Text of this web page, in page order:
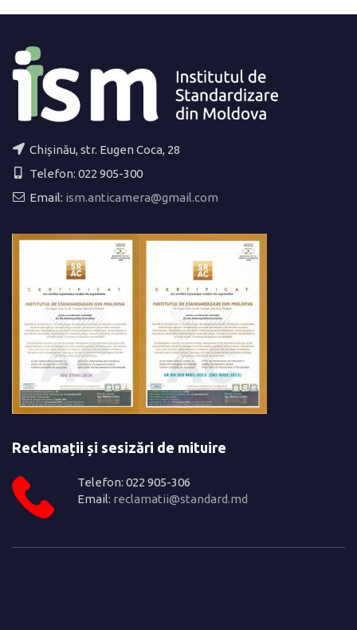
Chișinău, str. Eugen Coca, 28
Telefon: 022 905-300
Email: ism.anticamera@gmail.com
Reclamații și sesizări de mituire
Telefon: 022 905-306
Email: reclamatii@standard.md